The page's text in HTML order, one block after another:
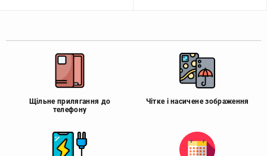
Щільне прилягання до
телефону
Чітке і насичене зображення